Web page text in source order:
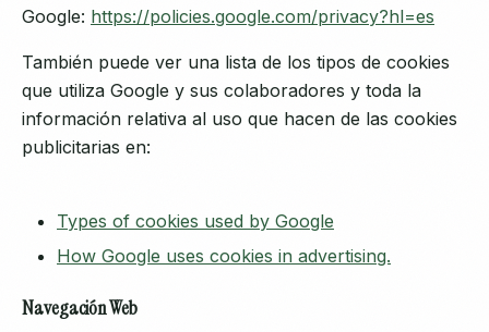
Google: https://policies.google.com/privacy?hl=es
También puede ver una lista de los tipos de cookies
que utiliza Google y sus colaboradores y toda la
información relativa al uso que hacen de las cookies
publicitarias en:
Types of cookies used by Google
How Google uses cookies in advertising.
Navegación Web